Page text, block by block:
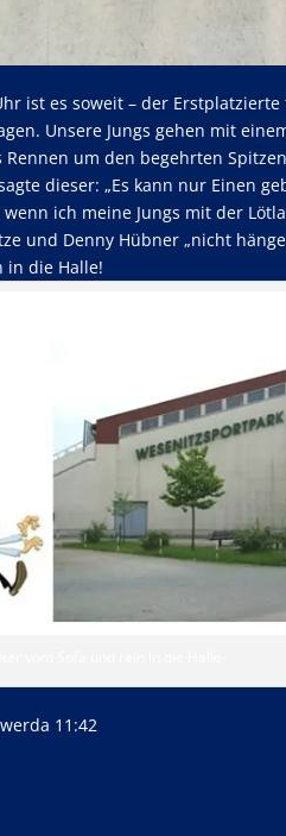
ist es soweit – der
Unsere Jungs gehen mit
um den begehrten
dieser: „Es kann nur Einen
ich meine Jungs mit der
und Denny Hübner „nicht
in die Halle!
11:42